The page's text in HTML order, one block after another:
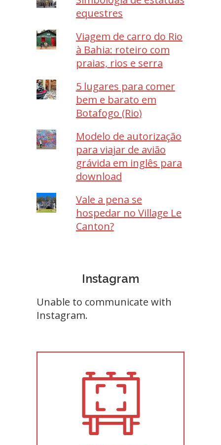
equestres
Viagem de carro do Rio
à Bahia: roteiro com
praias, rios e serra
5 lugares para comer
bem e barato em
Botafogo (Rio)
Modelo de autorização
para viajar de avião
grávida em inglês para
download
Vale a pena se
hospedar no Village Le
Canton?
Instagram
Unable to communicate with
Instagram.